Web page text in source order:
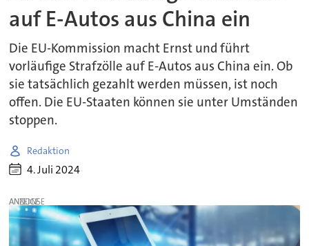
auf E-Autos aus China ein
Die EU-Kommission macht Ernst und führt
vorläufige Strafzölle auf E-Autos aus China ein. Ob
sie tatsächlich gezahlt werden müssen, ist noch
offen. Die EU-Staaten können sie unter Umständen
stoppen.
Redaktion
4. Juli 2024
ANZEIGE